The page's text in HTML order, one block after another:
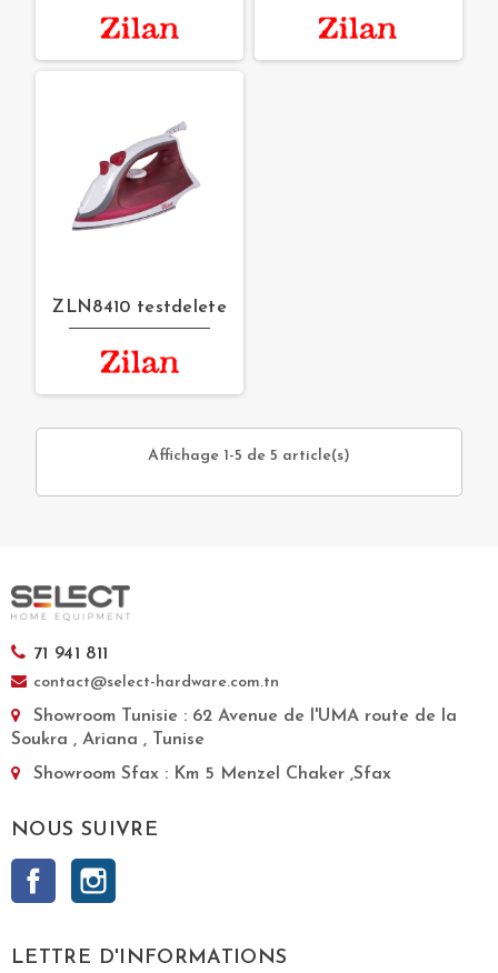
ZLN8410 testdelete
Affichage 1-5 de 5 article(s)
71 941 811
contact@select-hardware.com.tn
Showroom Tunisie : 62 Avenue de l'UMA route de la
Soukra , Ariana , Tunise
Showroom Sfax : Km 5 Menzel Chaker ,Sfax
NOUS SUIVRE
Facebook
LETTRE D'INFORMATIONS